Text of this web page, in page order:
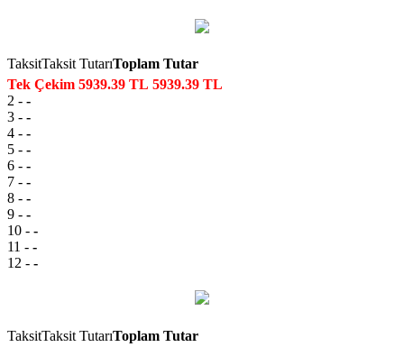
TaksitTaksit TutarıToplam Tutar
Tek Çekim 5939.39 TL 5939.39 TL
2 - -
3 - -
4 - -
5 - -
6 - -
7 - -
8 - -
9 - -
10 - -
11 - -
12 - -
TaksitTaksit TutarıToplam Tutar